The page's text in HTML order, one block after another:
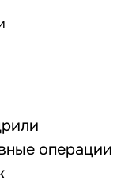
операции